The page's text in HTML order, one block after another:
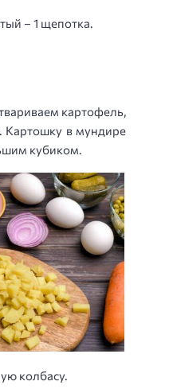
– 1 щепотка.
картофель,
Картошку в мундире
кубиком.
колбасу.